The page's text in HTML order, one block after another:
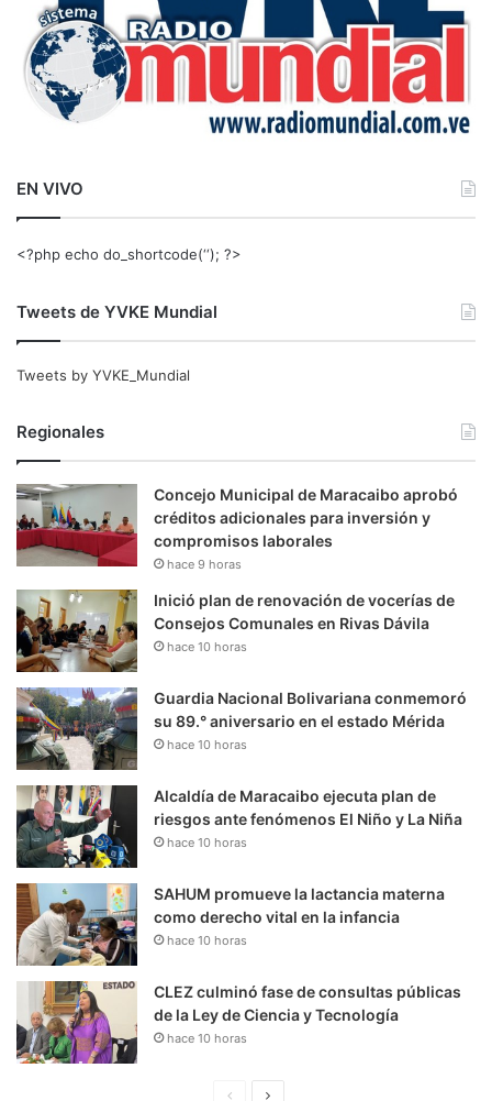
EN VIVO
<?php echo do_shortcode(‘‘); ?>
Tweets de YVKE Mundial
Tweets by YVKE_Mundial
Regionales
Concejo Municipal de Maracaibo aprobó
créditos adicionales para inversión y
compromisos laborales
hace 9 horas
Inició plan de renovación de vocerías de
Consejos Comunales en Rivas Dávila
hace 10 horas
Guardia Nacional Bolivariana conmemoró
su 89.° aniversario en el estado Mérida
hace 10 horas
Alcaldía de Maracaibo ejecuta plan de
riesgos ante fenómenos El Niño y La Niña
hace 10 horas
SAHUM promueve la lactancia materna
como derecho vital en la infancia
hace 10 horas
CLEZ culminó fase de consultas públicas
de la Ley de Ciencia y Tecnología
hace 10 horas